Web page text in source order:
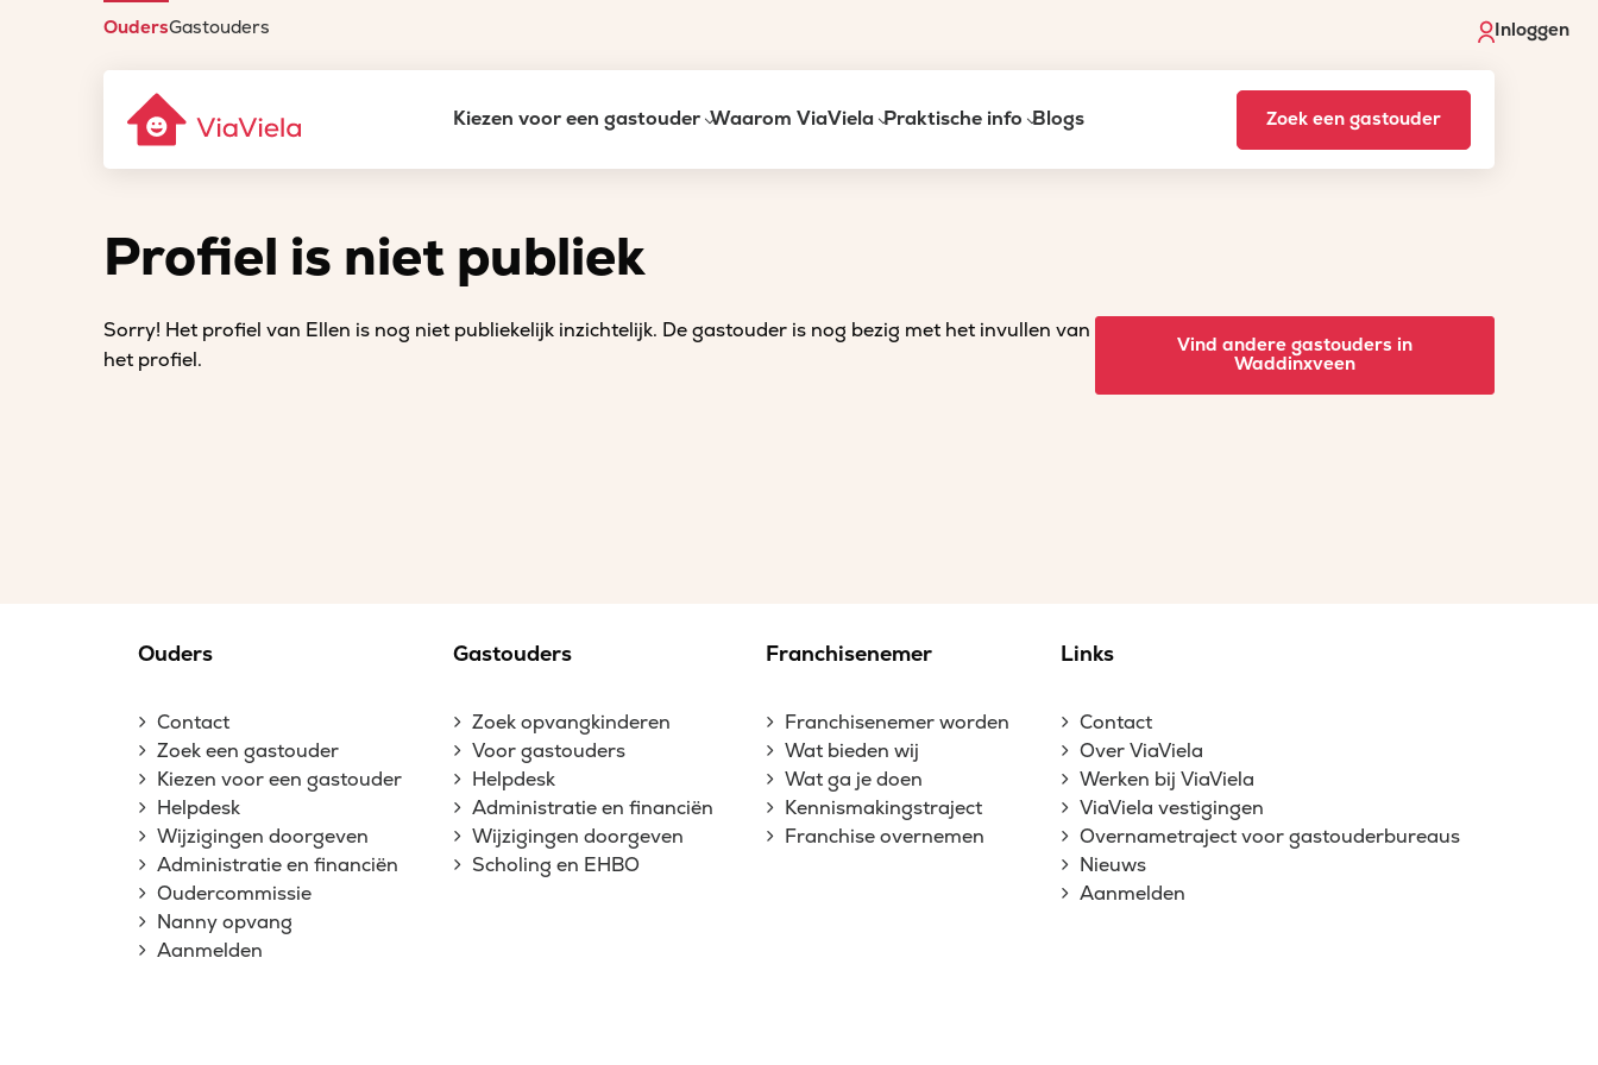
OudersGastouders Inloggen
Kiezen voor een gastouder Waarom ViaViela Praktische info Blogs Zoek een gastouder
Profiel is niet publiek
Sorry! Het profiel van Ellen is nog niet publiekelijk inzichtelijk. De gastouder is nog bezig met het invullen van
het profiel.
Vind andere gastouders in
Waddinxveen
Ouders
Contact
Zoek een gastouder
Kiezen voor een gastouder
Helpdesk
Wijzigingen doorgeven
Administratie en financiën
Oudercommissie
Nanny opvang
Aanmelden
Gastouders
Zoek opvangkinderen
Voor gastouders
Helpdesk
Administratie en financiën
Wijzigingen doorgeven
Scholing en EHBO
Franchisenemer
Franchisenemer worden
Wat bieden wij
Wat ga je doen
Kennismakingstraject
Franchise overnemen
Links
Contact
Over ViaViela
Werken bij ViaViela
ViaViela vestigingen
Overnametraject voor gastouderbureaus
Nieuws
Aanmelden